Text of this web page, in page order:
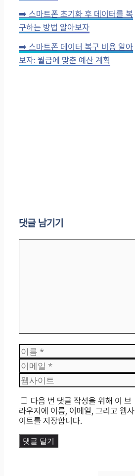
➡️ 스마트폰 초기화 후 데이터를 복
구하는 방법 알아보자
➡️ 스마트폰 데이터 복구 비용 알아
보자: 월급에 맞춘 예산 계획
댓글 남기기
이
름
이
메
일
웹
사
이
트
다음 번 댓글 작성을 위해 이 브
라우저에 이름, 이메일, 그리고 웹사
이트를 저장합니다.